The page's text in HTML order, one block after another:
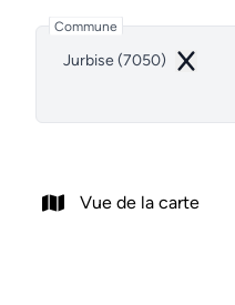
Commune
Jurbise (7050)
Remove
Vue de la carte